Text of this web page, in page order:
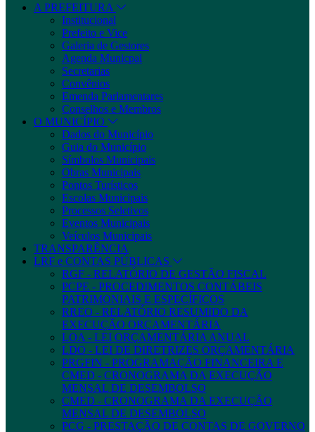
A PREFEITURA
Institucional
Prefeito e Vice
Galeria de Gestores
Agenda Municpal
Secretarias
Convênios
Emenda Parlamentares
Conselhos e Membros
O MUNICÍPIO
Dados do Município
Guia do Município
Símbolos Municipais
Obras Municipais
Pontos Turísticos
Escolas Municipais
Processos Seletivos
Eventos Municipais
Veículos Municipais
TRANSPARÊNCIA
LRF e CONTAS PÚBLICAS
RGF - RELATÓRIO DE GESTÃO FISCAL
PCPE - PROCEDIMENTOS CONTÁBEIS
PATRIMONIAIS E ESPECÍFICOS
RREO - RELATÓRIO RESUMIDO DA
EXECUÇÃO ORÇAMENTÁRIA
LOA - LEI ORÇAMENTÁRIA ANUAL
LDO - LEI DE DIRETRIZES ORÇAMENTÁRIA
PRGFIN - PROGRAMAÇÃO FINANCEIRA E
CMED - CRONOGRAMA DA EXECUÇÃO
MENSAL DE DESEMBOLSO
CMED - CRONOGRAMA DA EXECUÇÃO
MENSAL DE DESEMBOLSO
PCG - PRESTAÇÃO DE CONTAS DE GOVERNO